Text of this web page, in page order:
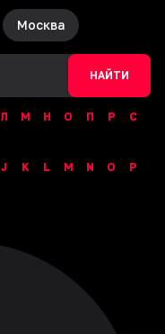
Москва
НАЙТИ
Л М Н О П Р
С
J K L M N O
P